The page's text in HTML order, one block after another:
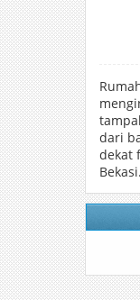
dari
dekat
Bekasi.